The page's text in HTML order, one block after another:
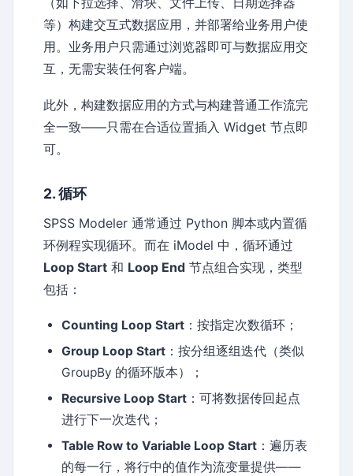
等）构建交互式数据应用，并部署给业务用户使
用。业务用户只需通过浏览器即可与数据应用交
互，无需安装任何客户端。
此外，构建数据应用的方式与构建普通工作流完
全一致——只需在合适位置插入 Widget 节点即
可。
2. 循环
SPSS Modeler 通常通过 Python 脚本或内置循
环例程实现循环。而在 iModel 中，循环通过
Loop Start 和 Loop End 节点组合实现，类型
包括：
Counting Loop Start ：按指定次数循环；
Group Loop Start ：按分组逐组迭代（类似
GroupBy 的循环版本）；
Recursive Loop Start ：可将数据传回起点
进行下一次迭代；
Table Row to Variable Loop Start ：遍历表
的每一行，将行中的值作为流变量提供——